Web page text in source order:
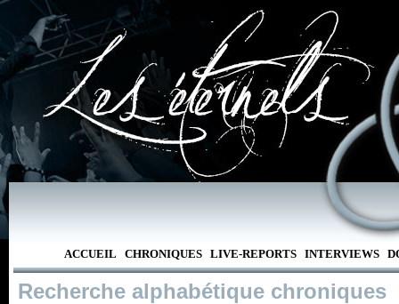
ACCUEIL CHRONIQUES LIVE-REPORTS INTERVIEWS
Recherche alphabétique chroniques